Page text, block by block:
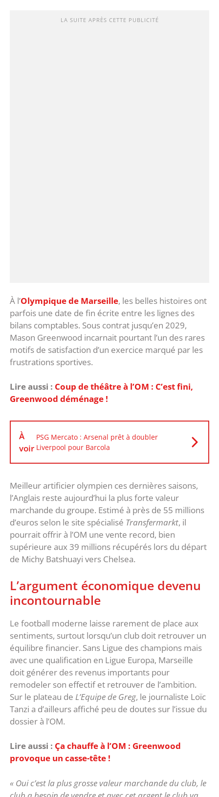
LA SUITE APRÈS CETTE PUBLICITÉ
‎À l’Olympique de Marseille, les belles histoires ont
parfois une date de fin écrite entre les lignes des
bilans comptables. Sous contrat jusqu’en 2029,
Mason Greenwood incarnait pourtant l’un des rares
motifs de satisfaction d’un exercice marqué par les
frustrations sportives.
Lire aussi : Coup de théâtre à l’OM : C’est fini,
Greenwood déménage !
À
voir
PSG Mercato : Arsenal prêt à doubler
Liverpool pour Barcola
‎Meilleur artificier olympien ces dernières saisons,
l’Anglais reste aujourd’hui la plus forte valeur
marchande du groupe. Estimé à près de 55 millions
d’euros selon le site spécialisé Transfermarkt, il
pourrait offrir à l’OM une vente record, bien
supérieure aux 39 millions récupérés lors du départ
de Michy Batshuayi vers Chelsea.
‎L’argument économique devenu
incontournable
‎Le football moderne laisse rarement de place aux
sentiments, surtout lorsqu’un club doit retrouver un
équilibre financier. Sans Ligue des champions mais
avec une qualification en Ligue Europa, Marseille
doit générer des revenus importants pour
remodeler son effectif et retrouver de l’ambition.
‎Sur le plateau de L’Equipe de Greg, le journaliste Loïc
Tanzi a d’ailleurs affiché peu de doutes sur l’issue du
dossier à l’OM.
Lire aussi : Ça chauffe à l’OM : Greenwood
provoque un casse-tête !
« Oui c’est la plus grosse valeur marchande du club, le